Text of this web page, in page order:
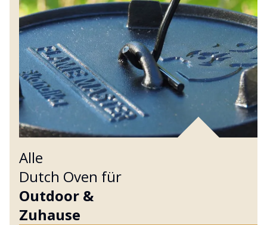
Alle
Dutch Oven für
Outdoor &
Zuhause